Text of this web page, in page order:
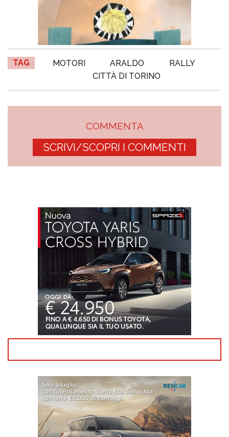
TAG MOTORI ARALDO
RALLY
CITTÀ DI TORINO
COMMENTA
SCRIVI/SCOPRI I COMMENTI